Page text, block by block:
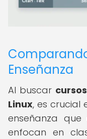
Enseñanza
Al buscar
Linux, es crucial
enseñanza que
enfocan en